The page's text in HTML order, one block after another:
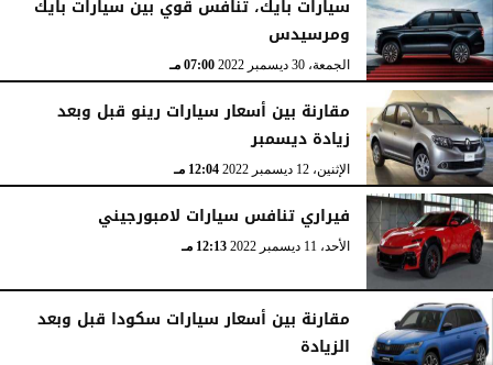
سيارات بايك، تنافس قوي بين سيارات بايك
ومرسيدس
الجمعة، 30 ديسمبر 2022 07:00 مـ
مقارنة بين أسعار سيارات رينو قبل وبعد
زيادة ديسمبر
الإثنين، 12 ديسمبر 2022 12:04 مـ
فيراري تنافس سيارات لامبورجيني
الأحد، 11 ديسمبر 2022 12:13 مـ
مقارنة بين أسعار سيارات سكودا قبل وبعد
الزيادة